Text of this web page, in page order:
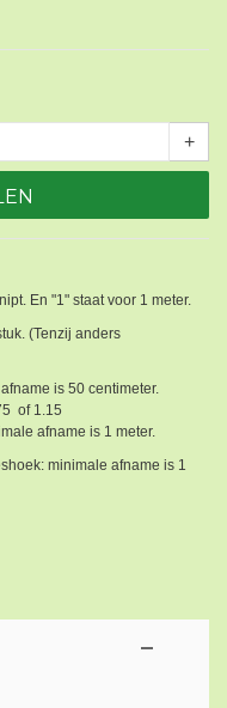
+
En "1" staat voor 1 meter.
(Tenzij anders
is 50 centimeter.
of 1.15
afname is 1 meter.
minimale afname is 1